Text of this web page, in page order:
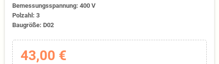
Bemessungsspannung: 400 V
Polzahl: 3
Baugröße: D02
43,00 €